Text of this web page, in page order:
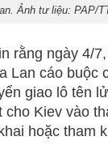
Ảnh tư liệu: PAP/
rằng ngày 4/
Lan cáo buộc
giao lô tên
cho Kiev vào
hoặc tham